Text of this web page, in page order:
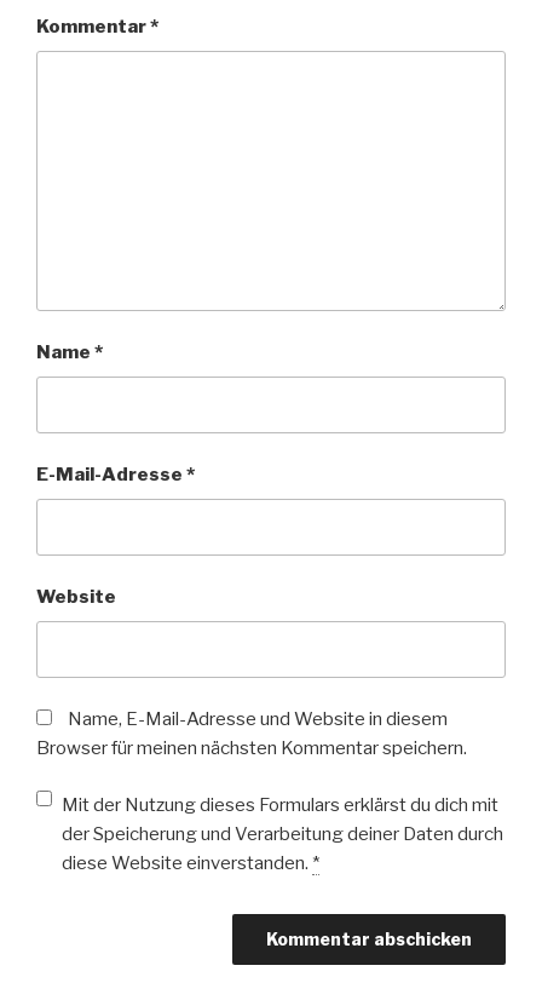
Kommentar*
Name *
E-Mail-Adresse *
Website
Name, E-Mail-Adresse und Website in diesem
Browser für meinen nächsten Kommentar speichern.
Mit der Nutzung dieses Formulars erklärst du dich mit
der Speicherung und Verarbeitung deiner Daten durch
diese Website einverstanden. *